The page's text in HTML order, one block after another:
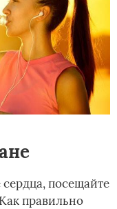
сердца, посещайте
правильно